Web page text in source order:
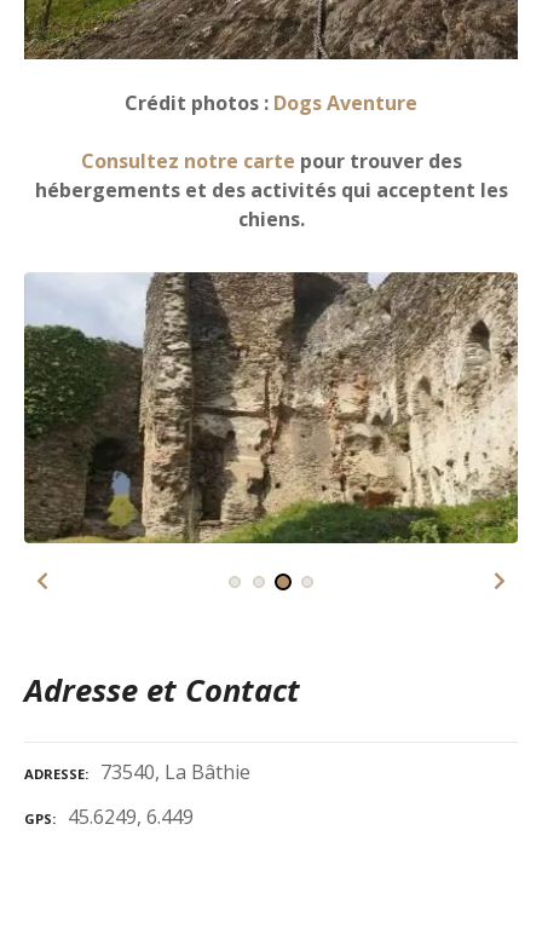
Crédit photos : Dogs Aventure
Consultez notre carte pour trouver des
hébergements et des activités qui acceptent les
chiens.
Adresse et Contact
ADRESSE 73540, La Bâthie
GPS 45.6249, 6.449